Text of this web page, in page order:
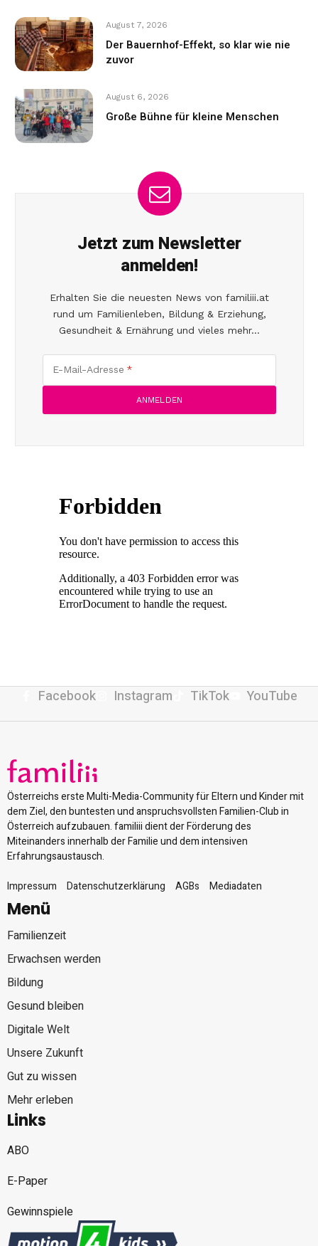
August 7, 2026
Der Bauernhof-Effekt, so klar wie nie
zuvor
August 6, 2026
Große Bühne für kleine Menschen
Jetzt zum Newsletter
anmelden!
Erhalten Sie die neuesten News von familiii.at
rund um Familienleben, Bildung & Erziehung,
Gesundheit & Ernährung und vieles mehr...
E-Mail-Adresse
Facebook Instagram TikTok YouTube
Österreichs erste Multi-Media-Community für Eltern und Kinder mit
dem Ziel, den buntesten und anspruchsvollsten Familien-Club in
Österreich aufzubauen. familiii dient der Förderung des
Miteinanders innerhalb der Familie und dem intensiven
Erfahrungsaustausch.
Impressum
Datenschutzerklärung AGBs Mediadaten
Menü
Familienzeit
Erwachsen werden
Bildung
Gesund bleiben
Digitale Welt
Unsere Zukunft
Gut zu wissen
Mehr erleben
Links
ABO
E-Paper
Gewinnspiele